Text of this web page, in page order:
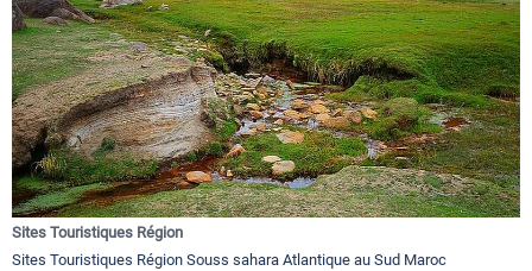
Sites Touristiques Région
Sites Touristiques Région Souss sahara Atlantique au Sud Maroc